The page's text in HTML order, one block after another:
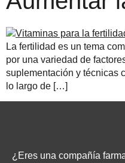
La fertilidad es un tema
por una variedad de
suplementación y técnicas
lo largo de […]
¿Eres una compañía